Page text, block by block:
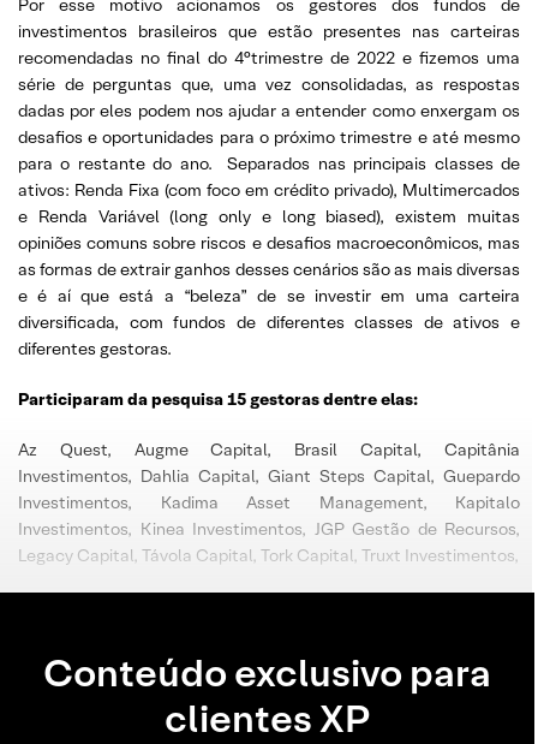
Por esse motivo acionamos os gestores dos fundos de
investimentos brasileiros que estão presentes nas carteiras
recomendadas no final do 4°trimestre de 2022 e fizemos uma
série de perguntas que, uma vez consolidadas, as respostas
dadas por eles podem nos ajudar a entender como enxergam os
desafios e oportunidades para o próximo trimestre e até mesmo
para o restante do ano. Separados nas principais classes de
ativos: Renda Fixa (com foco em crédito privado), Multimercados
e Renda Variável (long only e long biased), existem muitas
opiniões comuns sobre riscos e desafios macroeconômicos, mas
as formas de extrair ganhos desses cenários são as mais diversas
e é aí que está a “beleza” de se investir em uma carteira
diversificada, com fundos de diferentes classes de ativos e
diferentes gestoras.
Participaram da pesquisa 15 gestoras dentre elas:
Az Quest, Augme Capital, Brasil Capital, Capitânia
Investimentos, Dahlia Capital, Giant Steps Capital, Guepardo
Investimentos, Kadima Asset Management, Kapitalo
Investimentos, Kinea Investimentos, JGP Gestão de Recursos,
Legacy Capital, Távola Capital, Tork Capital, Truxt Investimentos,
Conteúdo exclusivo para
clientes XP